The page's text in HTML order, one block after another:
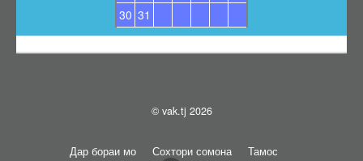
30 31
© vak.tj 2026
Дар бораи мо Сохтори сомона Тамос